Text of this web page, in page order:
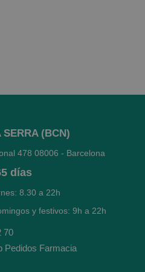
cosmética
SERRA (BCN)
478 08006 - Barcelona
días
8.30 a 22h
y festivos: 9h a 22h
70
Pedidos Farmacia